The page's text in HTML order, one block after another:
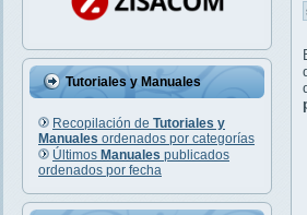
Tutoriales y Manuales
Recopilación de Tutoriales y
Manuales ordenados por categorías
Últimos Manuales publicados
ordenados por fecha